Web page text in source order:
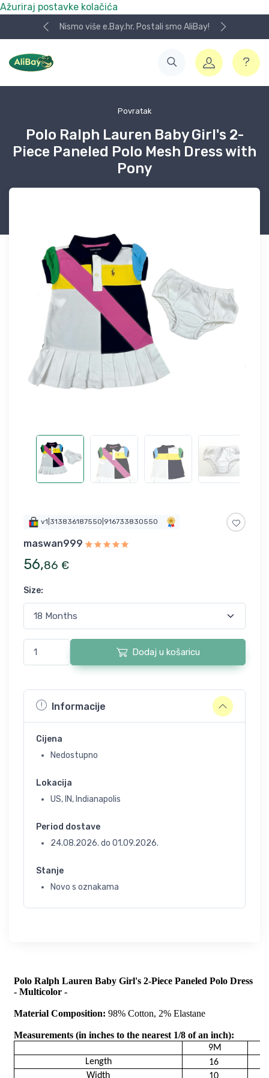
Ažuriraj postavke kolačića
Nismo više e.Bay.hr. Postali smo AliBay!
Povratak
Polo Ralph Lauren Baby Girl's 2-
Piece Paneled Polo Mesh Dress with
Pony
v1|313836187550|916733830550
maswan999
56,86 €
Size:
Dodaj u košaricu
Informacije
Cijena
Nedostupno
Lokacija
US, IN, Indianapolis
Period dostave
24.08.2026. do 01.09.2026.
Stanje
Novo s oznakama